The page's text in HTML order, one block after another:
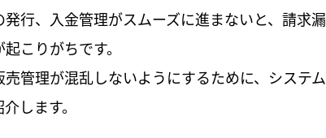
行、入金管理がスムーズに進まないと、請求漏
こりがちです。
管理が混乱しないようにするために、システム
します。